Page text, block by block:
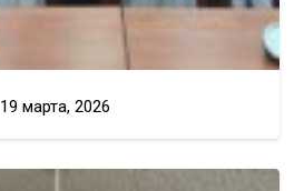
19 марта, 2026